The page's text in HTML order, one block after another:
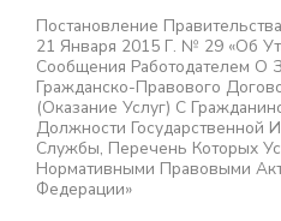
Постановление
21 Января 2015 Г. № 29 «Об
Сообщения Работодателем О
Гражданско-Правового
(оказание Услуг) С
Должности Государственной
Службы, Перечень Которых
Нормативными Правовыми
Федерации»